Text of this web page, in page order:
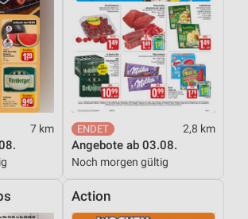
7 km 2,8 km
Angebote ab 03.08.
Noch morgen gültig
Action
Standortdaten
aktiv angeforderten